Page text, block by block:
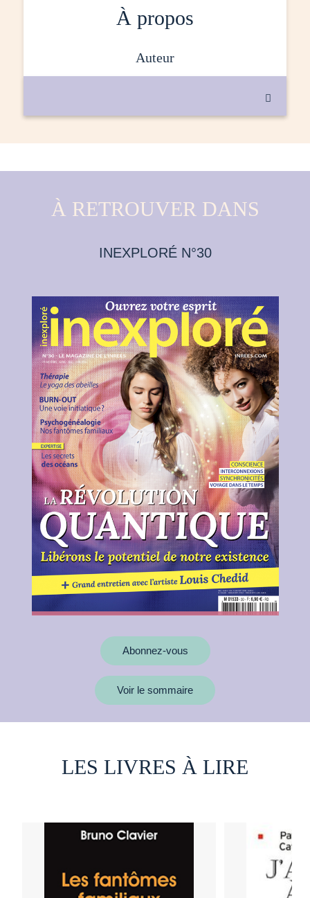
À propos
auteur

À RETROUVER DANS
INEXPLORÉ N°30
Abonnez-vous
Voir le sommaire
LES LIVRES À LIRE